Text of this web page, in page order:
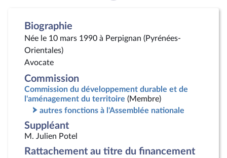
Biographie
Née le 10 mars 1990 à Perpignan (Pyrénées-
Orientales)
Avocate
Commission
Commission du développement durable et de
l'aménagement du territoire (Membre)
autres fonctions à l'Assemblée nationale
Suppléant
M. Julien Potel
Rattachement au titre du financement